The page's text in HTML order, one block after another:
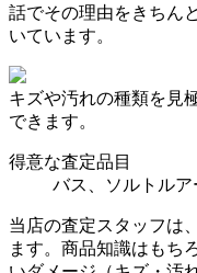
話でその理由をきちん
いています。
キズや汚れの種類を見
できます。
得意な査定品目
バス、ソルトルア
当店の査定スタッフは
ます。商品知識はもち